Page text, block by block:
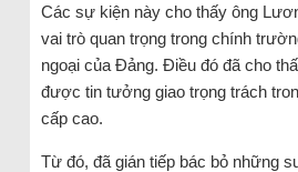
Các sự kiện này cho thấy ông
vai trò quan trọng trong chính
ngoại của Đảng. Điều đó đã cho
được tin tưởng giao trọng trách
cấp cao.
Từ đó, đã gián tiếp bác bỏ những